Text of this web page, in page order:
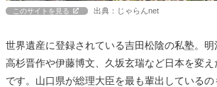
このサイトを見る 出典：じゃらんnet
世界遺産に登録されている吉田松陰の私塾。明
高杉晋作や伊藤博文、久坂玄瑞など日本を変
です。山口県が総理大臣を最も輩出している